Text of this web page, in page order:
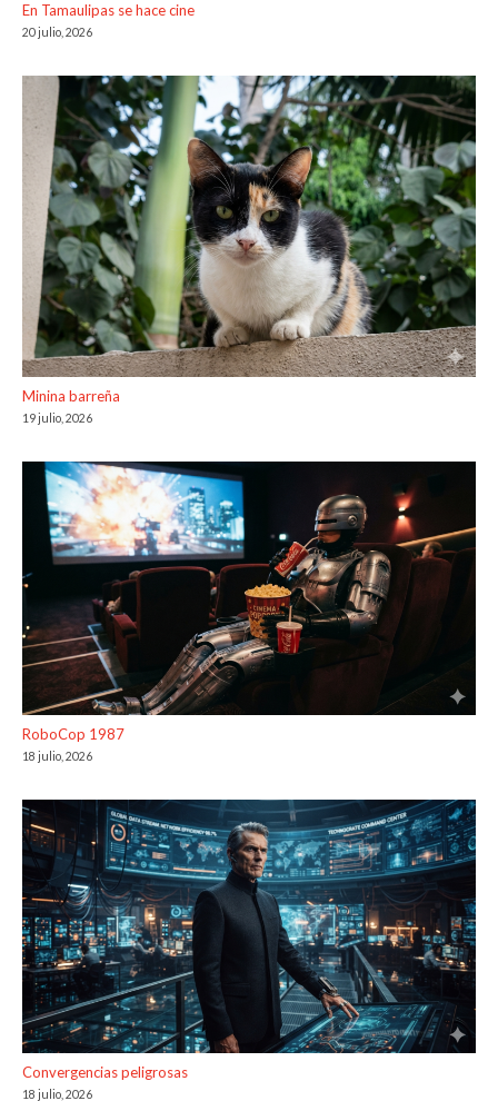
En Tamaulipas se hace cine
20 julio, 2026
Minina barreña
19 julio, 2026
RoboCop 1987
18 julio, 2026
Convergencias peligrosas
18 julio, 2026